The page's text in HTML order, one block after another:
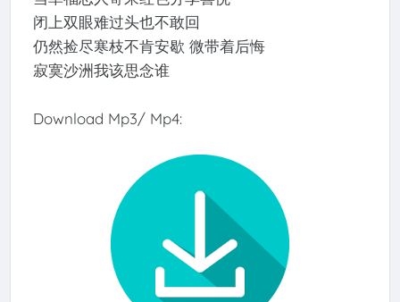
闭上双眼难过头也不敢回
仍然捡尽寒枝不肯安歇 微带着后悔
寂寞沙洲我该思念谁
Download Mp3/ Mp4: